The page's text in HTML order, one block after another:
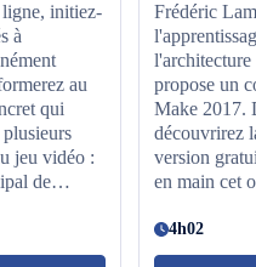
ligne, initiez-
à
au
qui
jeu vidéo :
de
et enfin
Frédéric
l'architecture
propose un
Make 2017.
découvrirez
version
en main cet
4h02